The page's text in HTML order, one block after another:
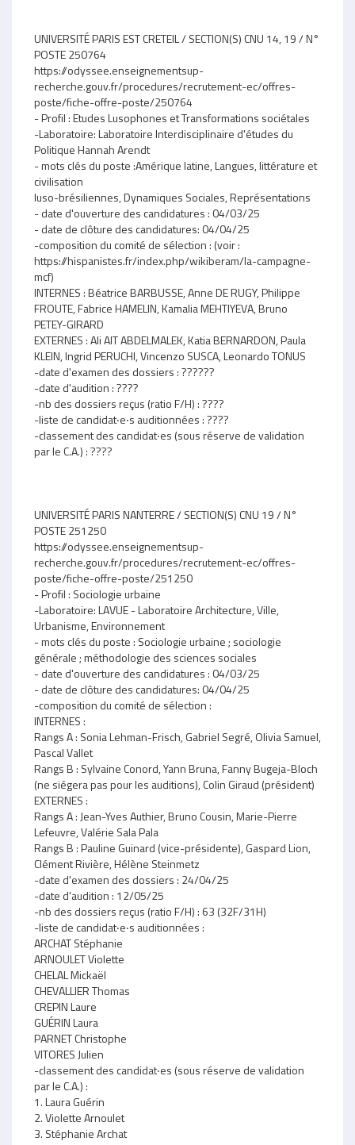
UNIVERSITÉ PARIS EST CRETEIL / SECTION(S) CNU 14, 19 / N°
POSTE 250764
https://odyssee.enseignementsup-
recherche.gouv.fr/procedures/recrutement-ec/offres-
poste/fiche-offre-poste/250764
- Profil : Etudes Lusophones et Transformations sociétales
-Laboratoire: Laboratoire Interdisciplinaire d'études du
Politique Hannah Arendt
- mots clés du poste :Amérique latine, Langues, littérature et
civilisation
luso-brésiliennes, Dynamiques Sociales, Représentations
- date d'ouverture des candidatures : 04/03/25
- date de clôture des candidatures: 04/04/25
-composition du comité de sélection : (voir :
https://hispanistes.fr/index.php/wikiberam/la-campagne-
mcf)
INTERNES : Béatrice BARBUSSE, Anne DE RUGY, Philippe
FROUTE, Fabrice HAMELIN, Kamalia MEHTIYEVA, Bruno
PETEY-GIRARD
EXTERNES : Ali AIT ABDELMALEK, Katia BERNARDON, Paula
KLEIN, Ingrid PERUCHI, Vincenzo SUSCA, Leonardo TONUS
-date d'examen des dossiers : ??????
-date d'audition : ????
-nb des dossiers reçus (ratio F/H) : ????
-liste de candidat‧e‧s auditionnées : ????
-classement des candidat‧es (sous réserve de validation
par le C.A.) : ????
UNIVERSITÉ PARIS NANTERRE / SECTION(S) CNU 19 / N°
POSTE 251250
https://odyssee.enseignementsup-
recherche.gouv.fr/procedures/recrutement-ec/offres-
poste/fiche-offre-poste/251250
- Profil : Sociologie urbaine
-Laboratoire: LAVUE - Laboratoire Architecture, Ville,
Urbanisme, Environnement
- mots clés du poste : Sociologie urbaine ; sociologie
générale ; méthodologie des sciences sociales
- date d'ouverture des candidatures : 04/03/25
- date de clôture des candidatures: 04/04/25
-composition du comité de sélection :
INTERNES :
Rangs A : Sonia Lehman-Frisch, Gabriel Segré, Olivia Samuel,
Pascal Vallet
Rangs B : Sylvaine Conord, Yann Bruna, Fanny Bugeja-Bloch
(ne siégera pas pour les auditions), Colin Giraud (président)
EXTERNES :
Rangs A : Jean-Yves Authier, Bruno Cousin, Marie-Pierre
Lefeuvre, Valérie Sala Pala
Rangs B : Pauline Guinard (vice-présidente), Gaspard Lion,
Clément Rivière, Hélène Steinmetz
-date d'examen des dossiers : 24/04/25
-date d'audition : 12/05/25
-nb des dossiers reçus (ratio F/H) : 63 (32F/31H)
-liste de candidat‧e‧s auditionnées :
ARCHAT Stéphanie
ARNOULET Violette
CHELAL Mickaël
CHEVALLIER Thomas
CREPIN Laure
GUÉRIN Laura
PARNET Christophe
VITORES Julien
-classement des candidat‧es (sous réserve de validation
par le C.A.) :
1. Laura Guérin
2. Violette Arnoulet
3. Stéphanie Archat